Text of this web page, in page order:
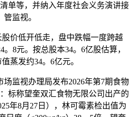
单等，并纳入年度社会义务演讲接
管监视。
价低开低走，盘中跌幅一度跨越
。8元。按总股本34。6亿股估算，
蒸发约34。6亿元。
监视办理局发布2026年第7期食物
标称望奎双汇食物无限公司出产的
年8月27日），林可霉素检出值为